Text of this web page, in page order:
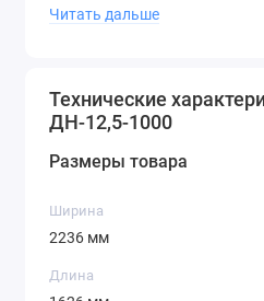
2. Типоразмер
синхронной частоты
1. Потребляемая мощность,
2. Производительность на
всасывании, м3/ч
3. Полное давление, даПа
4. Температура
5. КПД, max, %
Читать дальше
Технические
ДН-12,5-1000
Размеры товара
Ширина
2236 мм
Длина